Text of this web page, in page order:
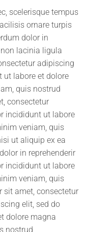
scelerisque tempus
ornare turpis
dolor in
lacinia ligula
adipiscing
ut labore et dolore
quis nostrud
consectetur
incididunt ut labore
veniam, quis
ut aliquip ex ea
in reprehenderir
incididunt ut labore
veniam, quis
sit amet, consectetur
elit, sed do
dolore magna
nostrud